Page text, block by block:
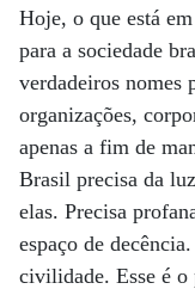
Hoje, o que está
para a sociedade
verdadeiros nomes
organizações,
apenas a fim de
Brasil precisa da
elas. Precisa
espaço de
civilidade. Esse é o